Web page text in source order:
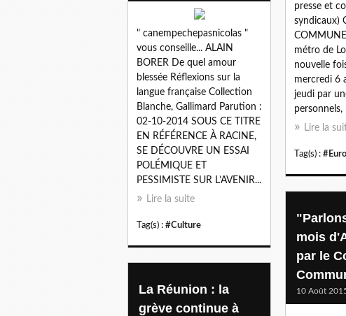
presse et
syndicaux)
métro de
nouvelle
mercredi 6
jeudi par
personnels,
Lire la
Tag(s) :
" canempechepasnicolas "
vous conseille... ALAIN
BORER De quel amour
blessée Réflexions sur la
langue française Collection
Blanche, Gallimard Parution :
02-10-2014 SOUS CE TITRE
EN RÉFÉRENCE À RACINE,
SE DÉCOUVRE UN ESSAI
POLÉMIQUE ET
PESSIMISTE SUR L’AVENIR...
Lire la suite
Tag(s) : #Culture
mois
par le
10 Août
La Réunion : la
grève continue à